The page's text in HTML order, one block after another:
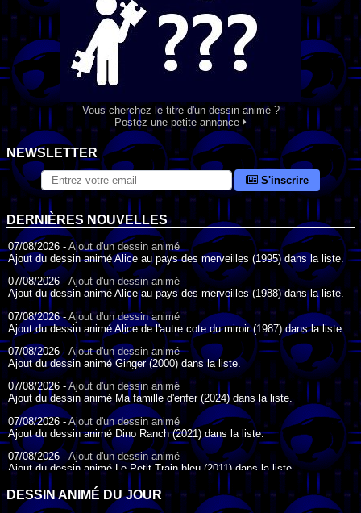
Vous cherchez le titre d'un dessin animé ?
Postez une petite annonce
NEWSLETTER
S'inscrire
DERNIÈRES NOUVELLES
07/08/2026 - Ajout d'un dessin animé
Ajout du dessin animé Alice au pays des merveilles (1995) dans la liste.
07/08/2026 -Ajout d'un dessin animé
Ajout du dessin animé Alice au pays des merveilles (1988) dans la liste.
07/08/2026 - Ajout d'un dessin animé
Ajout du dessin animé Alice de l'autre cote du miroir (1987) dans la liste.
07/08/2026 - Ajout d'un dessin animé
Ajout du dessin animé Ginger (2000) dans la liste.
07/08/2026 -Ajout d'un dessin animé
Ajout du dessin animé Ma famille d'enfer (2024) dans la liste.
07/08/2026 -Ajout d'un dessin animé
Ajout du dessin animé Dino Ranch (2021) dans la liste.
07/08/2026 -Ajout d'un dessin animé
Ajout du dessin animé Le Petit Train bleu (2011) dans la liste.
07/08/2026 -Ajout d'un dessin animé
Ajout du dessin animé Agent Spécial Oso (2009) dans la liste.
DESSIN ANIMÉ DU JOUR